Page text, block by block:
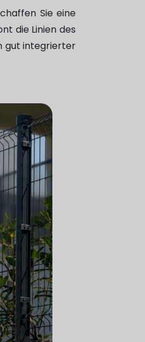
Sie eine
die Linien des
gut integrierter